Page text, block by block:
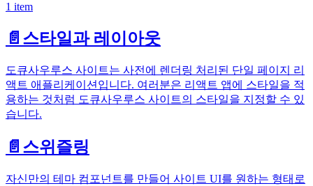
1 item
📄️ 스타일과 레이아웃
도큐사우루스 사이트는 사전에 렌더링 처리된 단일 페이지 리
액트 애플리케이션입니다. 여러분은 리액트 앱에 스타일을 적
용하는 것처럼 도큐사우루스 사이트의 스타일을 지정할 수 있
습니다.
📄️ 스위즐링
자신만의 테마 컴포넌트를 만들어 사이트 UI를 원하는 형태로